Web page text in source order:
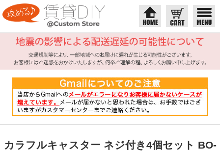
カラフルキャスター ネジ付き4個セット BO-